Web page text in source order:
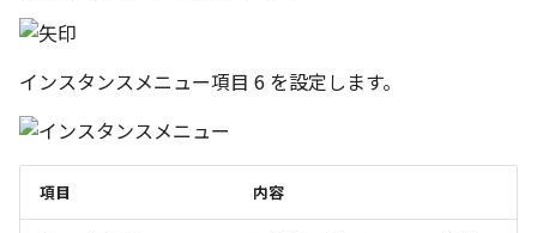
インスタンスメニュー項目 6 を設定します。
項目 内容